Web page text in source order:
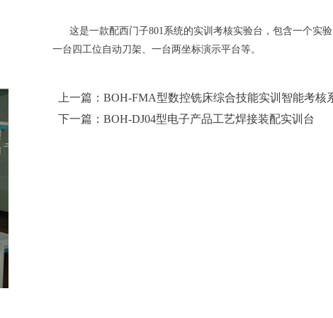
这是一款配西门子801系统的实训考核实验台，包含一个实验
一台四工位自动刀架、一台两坐标演示平台等。
上一篇：BOH-FMA型数控铣床综合技能实训智能考核
下一篇：BOH-DJ04型电子产品工艺焊接装配实训台